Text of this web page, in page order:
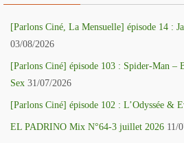
[Parlons Ciné, La Mensuelle] épisode 14 :
03/08/2026
[Parlons Ciné] épisode 103 : Spider-Man
Sex 31/07/2026
[Parlons Ciné] épisode 102 : L’Odyssée &
EL PADRINO Mix N°64-3 juillet 2026 11/